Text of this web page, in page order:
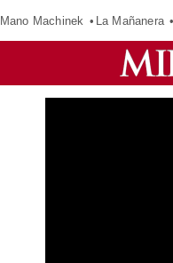
Mano Machinek La Mañanera